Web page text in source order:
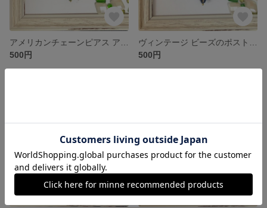
500円
500円